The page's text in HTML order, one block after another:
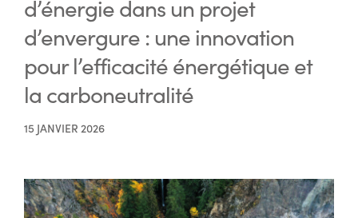
d’énergie dans un projet
d’envergure : une innovation
pour l’efficacité énergétique et
la carboneutralité
15 JANVIER 2026